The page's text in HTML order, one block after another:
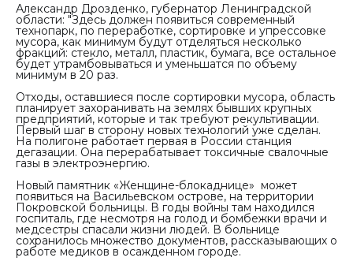
Александр Дрозденко, губернатор Ленинградской
области: "Здесь должен появиться современный
технопарк, по переработке, сортировке и упрессовке
мусора, как минимум будут отделяться несколько
фракций: стекло, металл, пластик, бумага, все остальное
будет утрамбовываться и уменьшатся по объему
минимум в 20 раз.
Отходы, оставшиеся после сортировки мусора, область
планирует захоранивать на землях бывших крупных
предприятий, которые и так требуют рекультивации.
Первый шаг в сторону новых технологий уже сделан.
На полигоне работает первая в России станция
дегазации. Она перерабатывает токсичные свалочные
газы в электроэнергию.
Новый памятник «Женщине-блокаднице» может
появиться на Васильевском острове, на территории
Покровской больницы. В годы войны там находился
госпиталь, где несмотря на голод и бомбежки врачи и
медсестры спасали жизни людей. В больнице
сохранилось множество документов, рассказывающих о
работе медиков в осажденном городе.